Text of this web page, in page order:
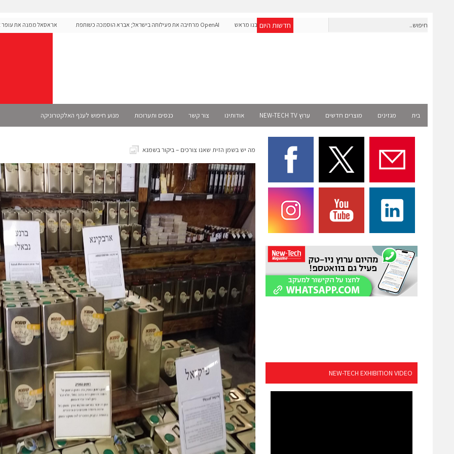
חדשות היום
חברת IAIG גייסה 6 מיליון דולר להקמת חברות תוכנה שנבנו מראש
OpenAI מרחיבה את פעילותה בישראל; אברא הוסמכה כשותפת
אראסאל ממנה את עופר
בית מגזינים מוצרים חדשים ערוץ NEW-TECH TV אודותינו צור קשר כנסים ותערוכות מנוע חיפוש לענף האלקטרוניקה
מה יש בשמן הזית שאנו צורכים – ביקור בשמנא
NEW-TECH EXHIBITION VIDEO